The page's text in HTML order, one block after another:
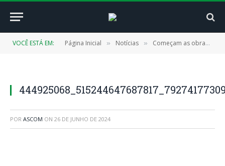
VOCÊ ESTÁ EM: Página Inicial » Notícias » Começam as obras de construção do Espaço Esportivo na EMEF Maria Bezerra Pontes
POR ASCOM ON 26 DE JUNHO DE 2024